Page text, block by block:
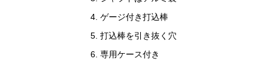
ゲージ付き打込棒
打込棒を引き抜く穴
専用ケース付き